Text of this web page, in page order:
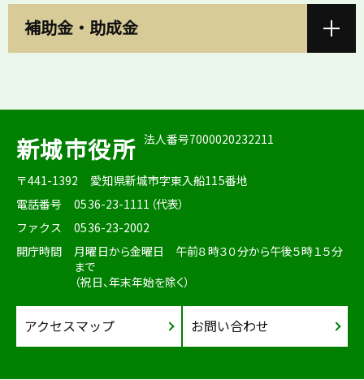
補助金・助成金
新城市役所 法人番号7000020232211
〒441-1392
愛知県新城市字東入船115番地
電話番号
0536-23-1111（代表）
ファクス
0536-23-2002
開庁時間
月曜日から金曜日 午前８時３０分から午後５時１５分
まで
（祝日、年末年始を除く）
アクセスマップ お問い合わせ